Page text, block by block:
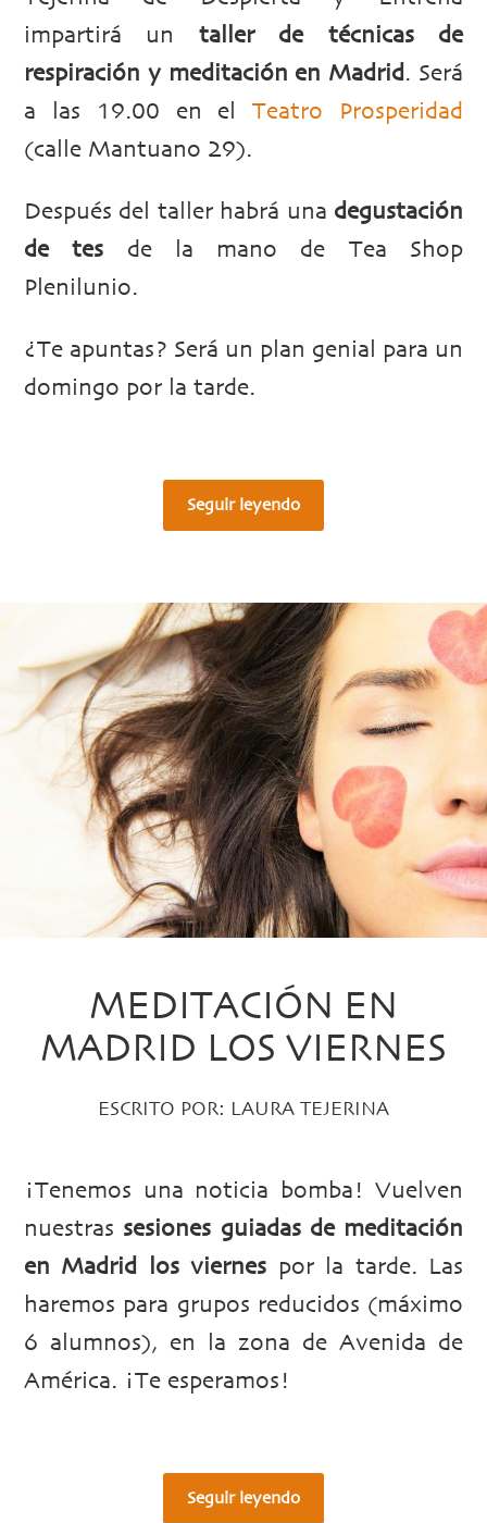
impartirá un taller de técnicas de
respiración y meditación en Madrid . Será
a las 19.00 en elTeatro Prosperidad
(calle Mantuano 29).
Después del taller habrá una degustación
de tes de la mano de Tea Shop
Plenilunio.
¿Te apuntas? Será un plan genial para un
domingo por la tarde.
Seguir leyendo
MEDITACIÓN EN
MADRID LOS VIERNES
ESCRITO POR: LAURA TEJERINA
¡Tenemos una noticia bomba! Vuelven
nuestras sesiones guiadas de meditación
en Madrid los viernes por la tarde. Las
haremos para grupos reducidos (máximo
6 alumnos), en la zona de Avenida de
América. ¡Te esperamos!
Seguir leyendo